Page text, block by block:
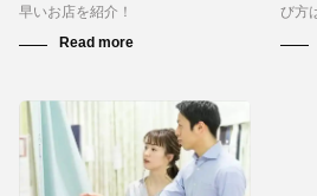
早いお店を紹介！
び方